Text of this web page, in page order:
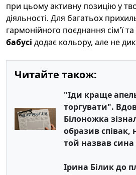
при цьому активну позицію у
діяльності. Для багатьох
гармонійного поєднання сім'ї
бабусі додає кольору, але не
Читайте також:
"Іди краще
торгувати".
Білоножка
образив співак,
той назвав сина
Ірина Білик до